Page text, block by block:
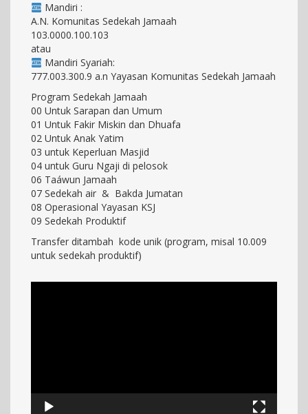
Mandiri :
A.N. Komunitas Sedekah Jamaah
103.0000.100.103
atau
Mandiri Syariah:
777.003.300.9 a.n Yayasan Komunitas Sedekah Jamaah
Program Sedekah Jamaah
00 Untuk Sarapan dan Umum
01 Untuk Fakir Miskin dan Dhuafa
02 Untuk Anak Yatim
03 untuk Keperluan Masjid
04 untuk Guru Ngaji di pelosok
06 Taáwun Jamaah
07 Sedekah air & Bakda Jumatan
08 Operasional Yayasan KSJ
09 Sedekah Produktif
Transfer ditambah kode unik (program, misal 10.009
untuk sedekah produktif)